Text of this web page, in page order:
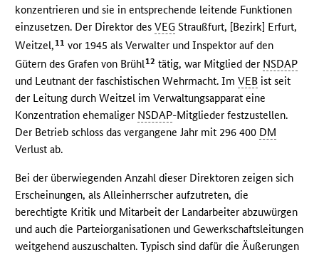
konzentrieren und sie in entsprechende leitende Funktionen
einzusetzen. Der Direktor desVEG Straußfurt, [Bezirk] Erfurt,
Weitzel,11 vor 1945 als Verwalter und Inspektor auf den
Gütern des Grafen von Brühl12 tätig, war Mitglied der NSDAP
und Leutnant der faschistischen Wehrmacht. ImVEB ist seit
der Leitung durch Weitzel im Verwaltungsapparat eine
Konzentration ehemaliger NSDAP-Mitglieder festzustellen.
Der Betrieb schloss das vergangene Jahr mit 296 400 DM
Verlust ab.
Bei der überwiegenden Anzahl dieser Direktoren zeigen sich
Erscheinungen, als Alleinherrscher aufzutreten, die
berechtigte Kritik und Mitarbeit der Landarbeiter abzuwürgen
und auch die Parteiorganisationen und Gewerkschaftsleitungen
weitgehend auszuschalten. Typisch sind dafür die Äußerungen